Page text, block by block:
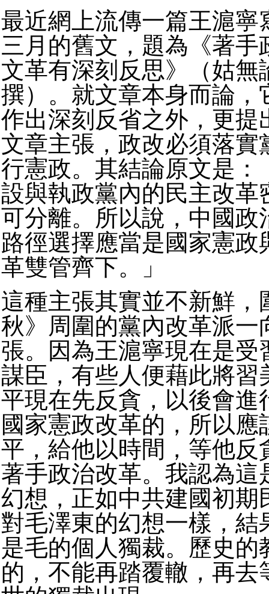
最近網上流傳一篇王滬寧
三月的舊文，題為《著手
文革有深刻反思》（姑無
撰）。就文章本身而論，
作出深刻反省之外，更提
文章主張，政改必須落實
行憲政。其結論原文是：
設與執政黨內的民主改革
可分離。所以說，中國政
路徑選擇應當是國家憲政
革雙管齊下。」
這種主張其實並不新鮮，
秋》周圍的黨內改革派一
張。因為王滬寧現在是受
謀臣，有些人便藉此將習
平現在先反貪，以後會進
國家憲政改革的，所以應
平，給他以時間，等他反
著手政治改革。我認為這
幻想，正如中共建國初期
對毛澤東的幻想一樣，結
是毛的個人獨裁。歷史的
的，不能再踏覆轍，再去